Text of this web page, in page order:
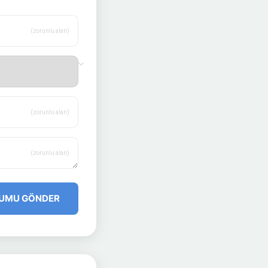
(zorunlu alan)
(zorunlu alan)
(zorunlu alan)
GÖNDER